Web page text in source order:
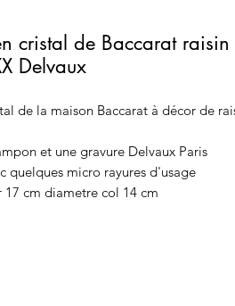
cristal de Baccarat
Delvaux
de la maison Baccarat à décor de
et une gravure Delvaux Paris
quelques micro rayures d'usage
17 cm diametre col 14 cm